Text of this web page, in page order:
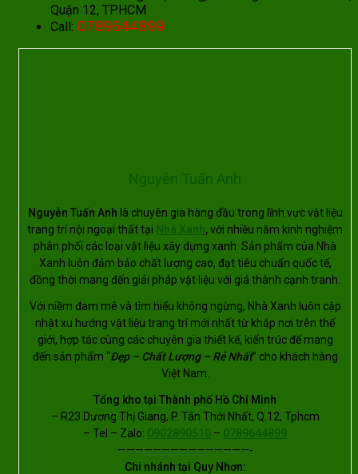
Quận 12, TP.HCM
Call: 0789644899
Nguyễn Tuấn Anh
Nguyễn Tuấn Anh là chuyên gia hàng đầu trong lĩnh vực vật liệu
trang trí nội ngoại thất tại Nhà Xanh,với nhiều năm kinh nghiệm
phân phối các loại vật liệu xây dựng xanh. Sản phẩm của Nhà
Xanh luôn đảm bảo chất lượng cao, đạt tiêu chuẩn quốc tế,
đồng thời mang đến giải pháp vật liệu với giá thành cạnh tranh.
Với niềm đam mê và tìm hiểu không ngừng, Nhà Xanh luôn cập
nhật xu hướng vật liệu trang trí mới nhất từ khắp nơi trên thế
giới, hợp tác cùng các chuyên gia thiết kế, kiến trúc để mang
đến sản phẩm “Đẹp – Chất Lượng – Rẻ Nhất” cho khách hàng
Việt Nam.
Tổng kho tại Thành phố Hồ Chí Minh
– R23 Dương Thị Giang, P. Tân Thới Nhất, Q.12, Tphcm
– Tel – Zalo: 0902890510 – 0789644899
———————————————-
Chi nhánh tại Quy Nhơn: